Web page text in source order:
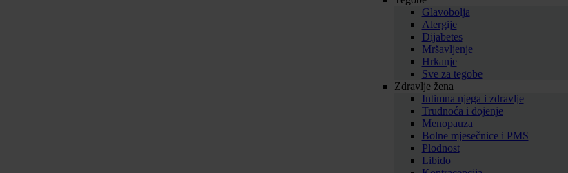
Glavobolja
Alergije
Dijabetes
Mršavljenje
Hrkanje
Sve za tegobe
Zdravlje žena
Intimna njega i zdravlje
Trudnoća i dojenje
Menopauza
Bolne mjesečnice i PMS
Plodnost
Libido